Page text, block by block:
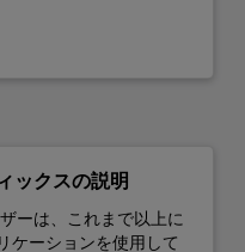
ックスの説明
ーは、これまで以上に
ケーションを使用して